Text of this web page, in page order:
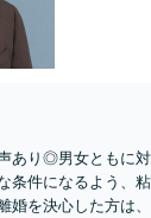
あり◎男女ともに
条件になるよう、
婚を決心した方は